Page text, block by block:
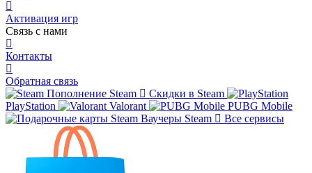
Активация игр
Связь с нами
Контакты
Обратная связь
Пополнение Steam
Скидки в Steam
PlayStation
Valorant
PUBG Mobile
Ваучеры Steam
Все сервисы